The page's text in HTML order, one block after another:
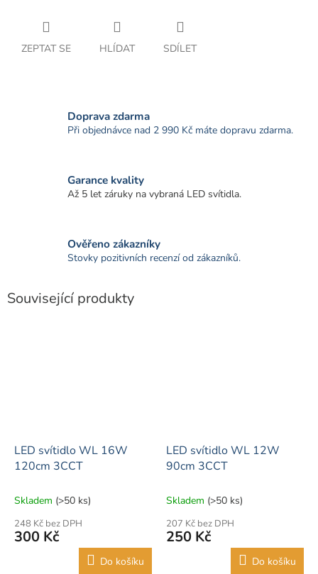
ZEPTAT SE HLÍDAT SDÍLET
Doprava zdarma
Při objednávce nad 2 990 Kč máte dopravu zdarma.
Garance kvality
Až 5 let záruky na vybraná LED svítidla.
Ověřeno zákazníky
Stovky pozitivních recenzí od zákazníků.
Související produkty
LED svítidlo WL 16W
120cm 3CCT
Skladem (>50 ks)
248 Kč bez DPH
300 Kč
Do košíku
LED svítidlo WL 12W
90cm 3CCT
Skladem (>50 ks)
207 Kč bez DPH
250 Kč
Do košíku